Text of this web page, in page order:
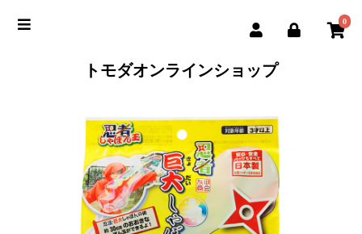
0
トモダオンラインショップ